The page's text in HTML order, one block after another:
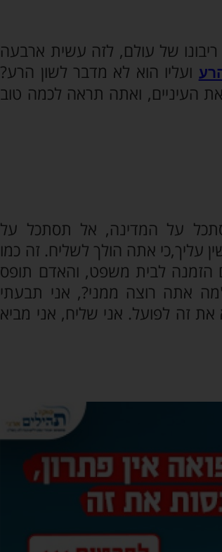
של עולם, לזה עשית ארבעה
ועליו הוא לא מדבר לשון הרע?
העיניים, ואתה תראה לכמה טוב
על המדינה, אל תסתכל על
עליך,כי אתה הולך לשליח. זה כמו
לבית משפט, והאדם תופס
אתה רוצה ממני?, אני תבעתי
זה לפועל. אני שליח, אני מביא